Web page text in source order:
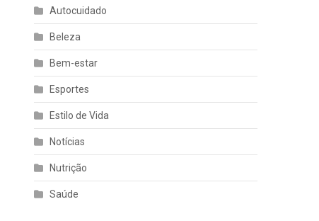
Autocuidado
Beleza
Bem-estar
Esportes
Estilo de Vida
Notícias
Nutrição
Saúde